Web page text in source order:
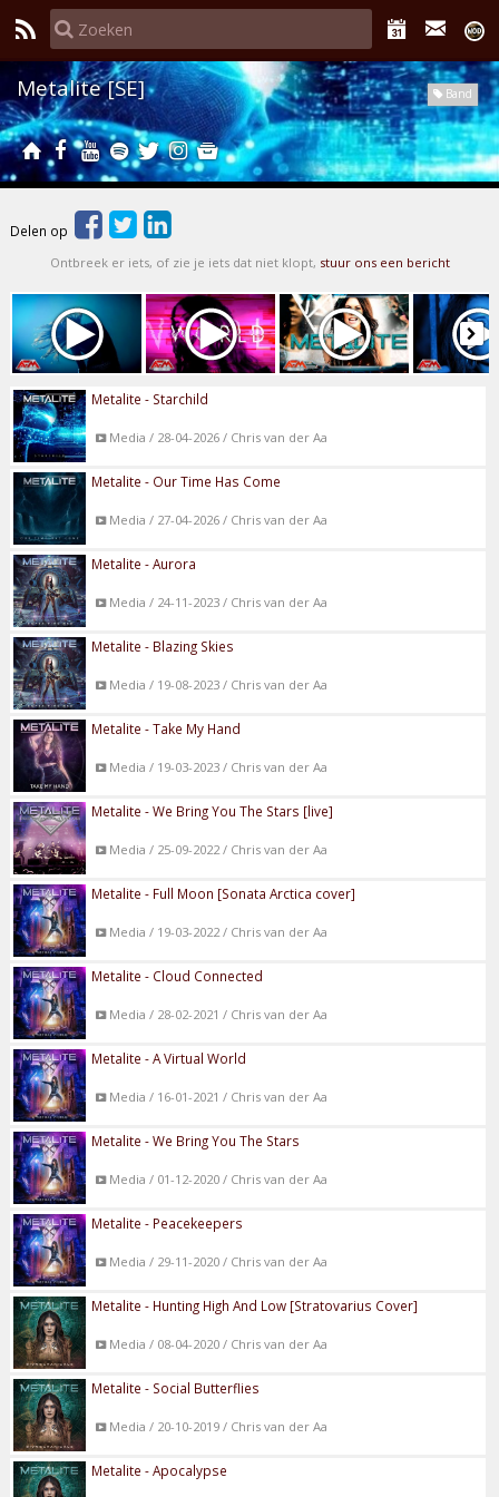
Band
Metalite [SE]
Delen op
Ontbreek er iets, of zie je iets dat niet klopt, stuur ons een bericht
Metalite - Starchild
Media / 28-04-2026 / Chris van der Aa
Metalite - Our Time Has Come
Media / 27-04-2026 / Chris van der Aa
Metalite - Aurora
Media / 24-11-2023 / Chris van der Aa
Metalite - Blazing Skies
Media / 19-08-2023 / Chris van der Aa
Metalite - Take My Hand
Media / 19-03-2023 / Chris van der Aa
Metalite - We Bring You The Stars [live]
Media / 25-09-2022 / Chris van der Aa
Metalite - Full Moon [Sonata Arctica cover]
Media / 19-03-2022 / Chris van der Aa
Metalite - Cloud Connected
Media / 28-02-2021 / Chris van der Aa
Metalite - A Virtual World
Media / 16-01-2021 / Chris van der Aa
Metalite - We Bring You The Stars
Media / 01-12-2020 / Chris van der Aa
Metalite - Peacekeepers
Media / 29-11-2020 / Chris van der Aa
Metalite - Hunting High And Low [Stratovarius Cover]
Media / 08-04-2020 / Chris van der Aa
Metalite - Social Butterflies
Media / 20-10-2019 / Chris van der Aa
Metalite - Apocalypse